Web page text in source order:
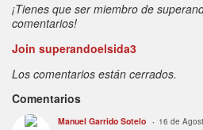
¡Tienes que ser miembro de
comentarios!
Join superandoelsida3
Los comentarios están cerrados.
Comentarios
Manuel Garrido Sotelo 16 de